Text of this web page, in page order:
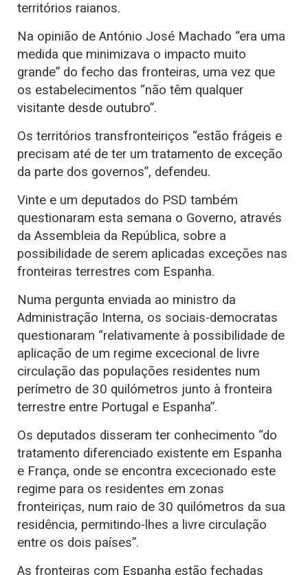
territórios raianos.
Na opinião de António José Machado “era uma
medida que minimizava o impacto muito
grande” do fecho das fronteiras, uma vez que
os estabelecimentos “não têm qualquer
visitante desde outubro”.
Os territórios transfronteiriços “estão frágeis e
precisam até de ter um tratamento de exceção
da parte dos governos”, defendeu.
Vinte e um deputados do PSD também
questionaram esta semana o Governo, através
da Assembleia da República, sobre a
possibilidade de serem aplicadas exceções nas
fronteiras terrestres com Espanha.
Numa pergunta enviada ao ministro da
Administração Interna, os sociais-democratas
questionaram “relativamente à possibilidade de
aplicação de um regime excecional de livre
circulação das populações residentes num
perímetro de 30 quilómetros junto à fronteira
terrestre entre Portugal e Espanha”.
Os deputados disseram ter conhecimento “do
tratamento diferenciado existente em Espanha
e França, onde se encontra excecionado este
regime para os residentes em zonas
fronteiriças, num raio de 30 quilómetros da sua
residência, permitindo-lhes a livre circulação
entre os dois países”.
As fronteiras com Espanha estão fechadas